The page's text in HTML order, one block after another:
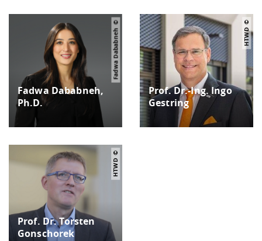
Fadwa Dababneh,
Ph.D.
Fadwa Dababneh
Prof. Dr.-Ing. Ingo
Gestring
HTWD
Prof. Dr. Torsten
Gonschorek
HTWD